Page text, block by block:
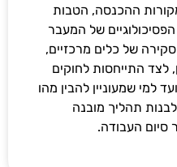
ההכנסה, הטבות
של המעבר
של כלים מרכזיים,
לצד התייחסות לחוקים
למי שמעוניין להבין מהו
לבנות תהליך מובנה
סיום העבודה.